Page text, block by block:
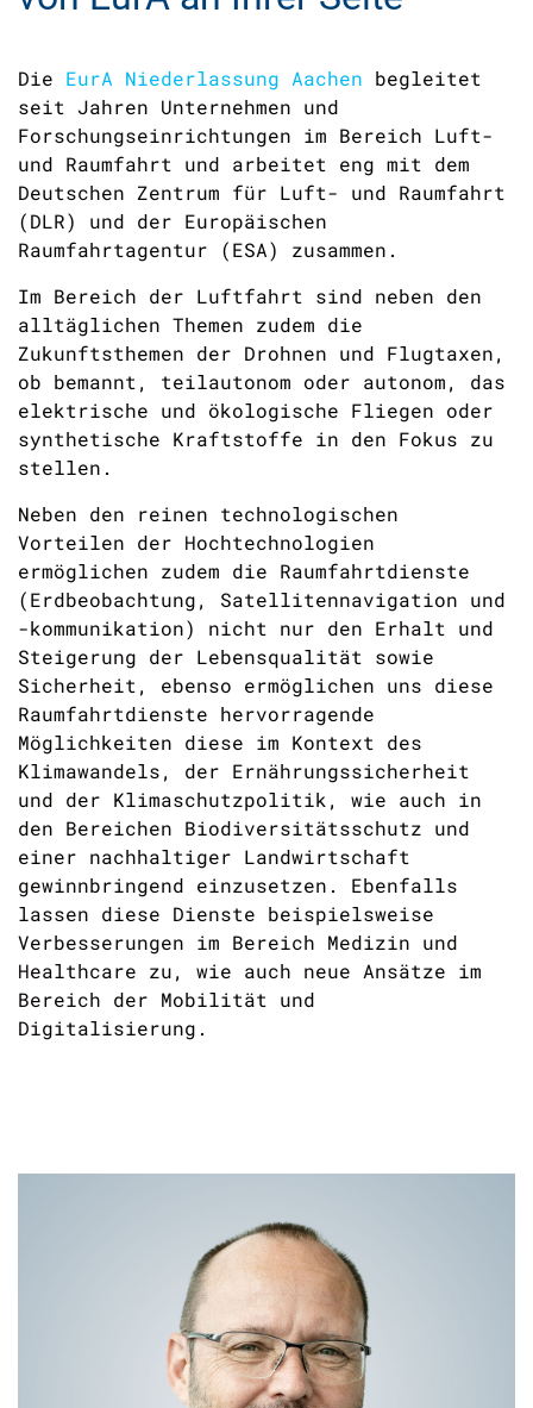
Die EurA Niederlassung Aachen begleitet
seit Jahren Unternehmen und
Forschungseinrichtungen im Bereich Luft-
und Raumfahrt und arbeitet eng mit dem
Deutschen Zentrum für Luft- und Raumfahrt
(DLR) und der Europäischen
Raumfahrtagentur (ESA) zusammen.
Im Bereich der Luftfahrt sind neben den
alltäglichen Themen zudem die
Zukunftsthemen der Drohnen und Flugtaxen,
ob bemannt, teilautonom oder autonom, das
elektrische und ökologische Fliegen oder
synthetische Kraftstoffe in den Fokus zu
stellen.
Neben den reinen technologischen
Vorteilen der Hochtechnologien
ermöglichen zudem die Raumfahrtdienste
(Erdbeobachtung, Satellitennavigation und
-kommunikation) nicht nur den Erhalt und
Steigerung der Lebensqualität sowie
Sicherheit, ebenso ermöglichen uns diese
Raumfahrtdienste hervorragende
Möglichkeiten diese im Kontext des
Klimawandels, der Ernährungssicherheit
und der Klimaschutzpolitik, wie auch in
den Bereichen Biodiversitätsschutz und
einer nachhaltiger Landwirtschaft
gewinnbringend einzusetzen. Ebenfalls
lassen diese Dienste beispielsweise
Verbesserungen im Bereich Medizin und
Healthcare zu, wie auch neue Ansätze im
Bereich der Mobilität und
Digitalisierung.